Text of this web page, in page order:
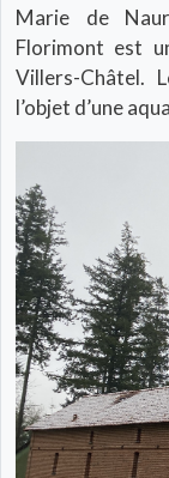
Marie de
Florimont est
Villers-Châtel.
l’objet d’une